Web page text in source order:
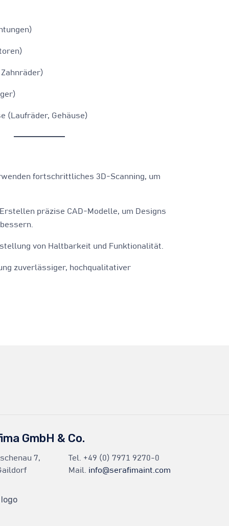
(Laufräder, Gehäuse)
fortschrittliches 3D-Scanning, um
präzise CAD-Modelle, um Designs
von Haltbarkeit und Funktionalität.
zuverlässiger, hochqualitativer
GmbH & Co.
7,
Tel. +49 (0) 7971 9270-0
Mail. info@serafimaint.com